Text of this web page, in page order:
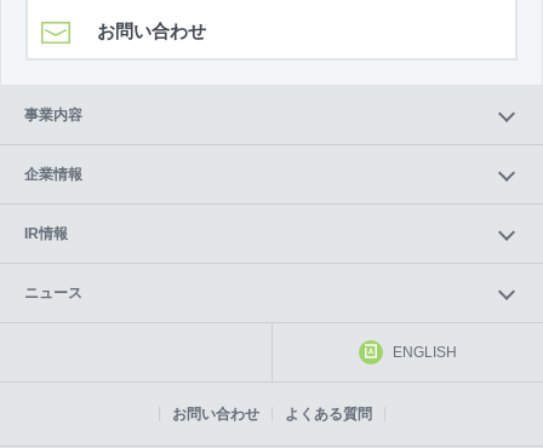
お問い合わせ
事業内容
企業情報
IR情報
ニュース
お問い合わせ よくある質問
ENGLISH